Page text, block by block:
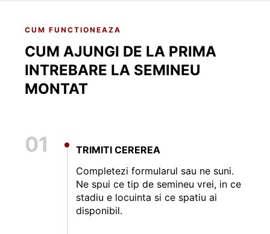
CUM FUNCTIONEAZA
CUM AJUNGI DE LA PRIMA
INTREBARE LA SEMINEU
MONTAT
01
TRIMITI CEREREA
Completezi formularul sau ne suni.
Ne spui ce tip de semineu vrei, in ce
stadiu e locuinta si ce spatiu ai
disponibil.